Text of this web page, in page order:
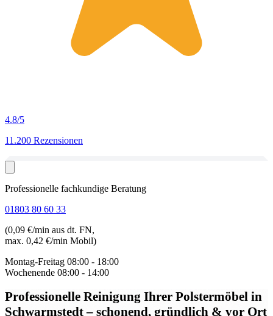
4.8/5
11.200 Rezensionen
Professionelle fachkundige Beratung
01803 80 60 33
(0,09 €/min aus dt. FN,
max. 0,42 €/min Mobil)
Montag-Freitag 08:00 - 18:00
Wochenende 08:00 - 14:00
Professionelle Reinigung Ihrer Polstermöbel in
Schwarmstedt– schonend, gründlich & vor Ort